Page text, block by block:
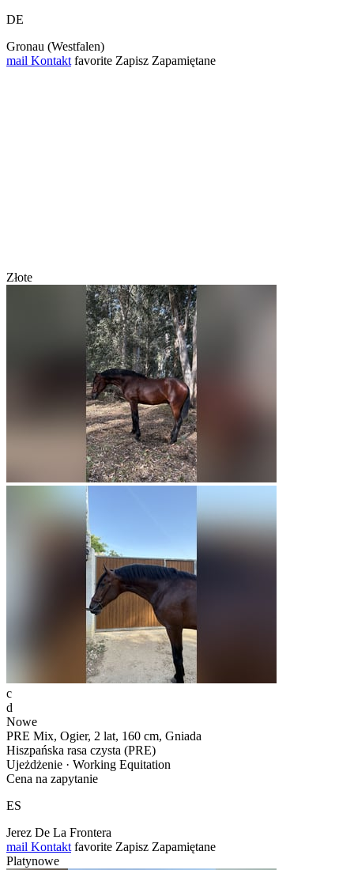
DE
Gronau (Westfalen)
mail Kontakt favorite Zapisz Zapamiętane
Złote
c
d
Nowe
PRE Mix, Ogier, 2 lat, 160 cm, Gniada
Hiszpańska rasa czysta (PRE)
Ujeżdżenie · Working Equitation
Cena na zapytanie
ES
Jerez De La Frontera
mail Kontakt favorite Zapisz Zapamiętane
Platynowe